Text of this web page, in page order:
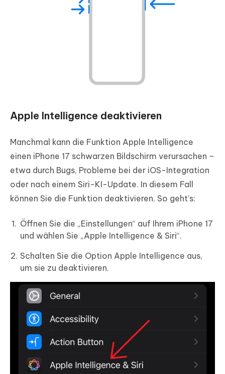
Apple Intelligence deaktivieren
Manchmal kann die Funktion Apple Intelligence
einen iPhone 17 schwarzen Bildschirm verursachen –
etwa durch Bugs, Probleme bei der iOS-Integration
oder nach einem Siri-KI-Update. In diesem Fall
können Sie die Funktion deaktivieren. So geht’s:
Öffnen Sie die „Einstellungen“ auf Ihrem iPhone 17
und wählen Sie „Apple Intelligence & Siri“.
Schalten Sie die Option Apple Intelligence aus,
um sie zu deaktivieren.